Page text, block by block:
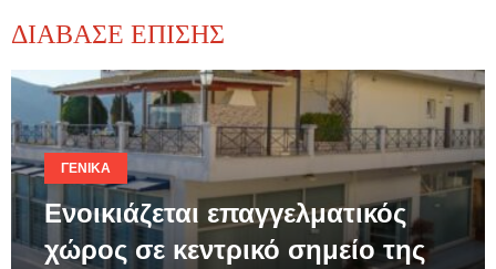
ΔΙΑΒΑΣΕ ΕΠΙΣΗΣ
ΓΕΝΙΚΆ
Ενοικιάζεται επαγγελματικός
χώρος σε κεντρικό σημείο της